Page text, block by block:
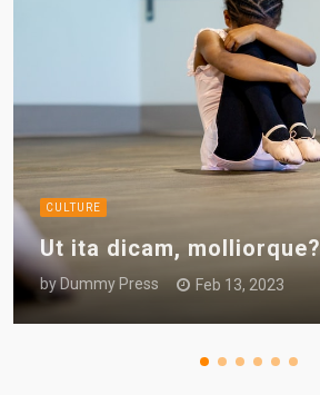
CULTURE
Ut ita dicam, molliorque?
byDummy Press Feb 13, 2023